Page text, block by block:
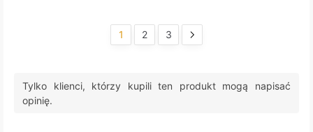
1 2 3
Tylko klienci, którzy kupili ten produkt mogą napisać
opinię.